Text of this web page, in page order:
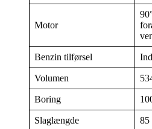
Motor
Benzin tilførsel
Volumen
Boring
Slaglængde 85